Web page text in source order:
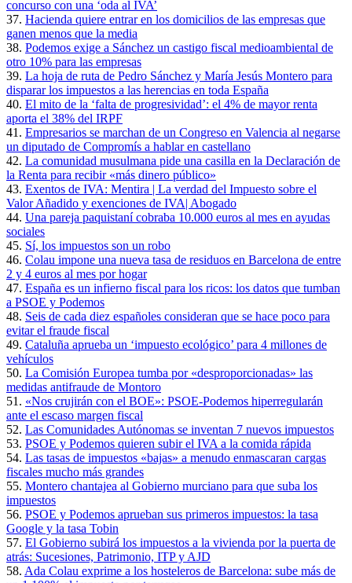
concurso con una ‘oda al IVA’
37. Hacienda quiere entrar en los domicilios de las empresas que
ganen menos que la media
38. Podemos exige a Sánchez un castigo fiscal medioambiental de
otro 10% para las empresas
39. La hoja de ruta de Pedro Sánchez y María Jesús Montero para
disparar los impuestos a las herencias en toda España
40. El mito de la ‘falta de progresividad’: el 4% de mayor renta
aporta el 38% del IRPF
41. Empresarios se marchan de un Congreso en Valencia al negarse
un diputado de Compromís a hablar en castellano
42. La comunidad musulmana pide una casilla en la Declaración de
la Renta para recibir «más dinero público»
43. Exentos de IVA: Mentira | La verdad del Impuesto sobre el
Valor Añadido y exenciones de IVA| Abogado
44. Una pareja paquistaní cobraba 10.000 euros al mes en ayudas
sociales
45. Sí, los impuestos son un robo
46. Colau impone una nueva tasa de residuos en Barcelona de entre
2 y 4 euros al mes por hogar
47. España es un infierno fiscal para los ricos: los datos que tumban
a PSOE y Podemos
48. Seis de cada diez españoles consideran que se hace poco para
evitar el fraude fiscal
49. Cataluña aprueba un ‘impuesto ecológico’ para 4 millones de
vehículos
50. La Comisión Europea tumba por «desproporcionadas» las
medidas antifraude de Montoro
51. «Nos crujirán con el BOE»: PSOE-Podemos hiperregularán
ante el escaso margen fiscal
52. Las Comunidades Autónomas se inventan 7 nuevos impuestos
53. PSOE y Podemos quieren subir el IVA a la comida rápida
54. Las tasas de impuestos «bajas» a menudo enmascaran cargas
fiscales mucho más grandes
55. Montero chantajea al Gobierno murciano para que suba los
impuestos
56. PSOE y Podemos aprueban sus primeros impuestos: la tasa
Google y la tasa Tobin
57. El Gobierno subirá los impuestos a la vivienda por la puerta de
atrás: Sucesiones, Patrimonio, ITP y AJD
58. Ada Colau exprime a los hosteleros de Barcelona: sube más de